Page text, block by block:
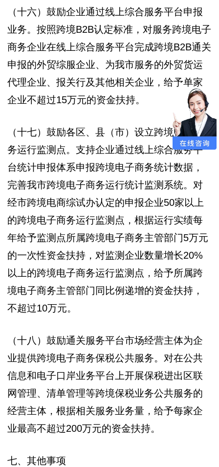
（十六）鼓励企业通过线上综合服务平台申报
业务。按照跨境B2B认定标准，对服务跨境电子
商务企业在线上综合服务平台完成跨境B2B通关
申报的外贸综服企业、为我市服务的外贸货运
代理企业、报关行及其他相关企业，给予单家
企业不超过15万元的资金扶持。
（十七）鼓励各区、县（市）设立跨境电子商
务运行监测点。支持企业通过线上综合服务平
台统计申报体系申报跨境电子商务统计数据，
完善我市跨境电子商务运行统计监测系统。对
经市跨境电商综试办认定的申报企业50家以上
的跨境电子商务运行监测点，根据运行实绩每
年给予监测点所属跨境电子商务主管部门5万元
的一次性资金扶持，对监测企业数量增长20%
以上的跨境电子商务运行监测点，给予所属跨
境电子商务主管部门同比例递增的资金扶持，
不超过10万元。
（十八）鼓励通关服务平台市场经营主体为企
业提供跨境电子商务保税公共服务。对在公共
信息和电子口岸业务平台上开展保税进出区联
网管理、清单管理等跨境保税业务公共服务的
经营主体，根据相关服务业务量，给予每家企
业最高不超过200万元的资金扶持。
七、其他事项